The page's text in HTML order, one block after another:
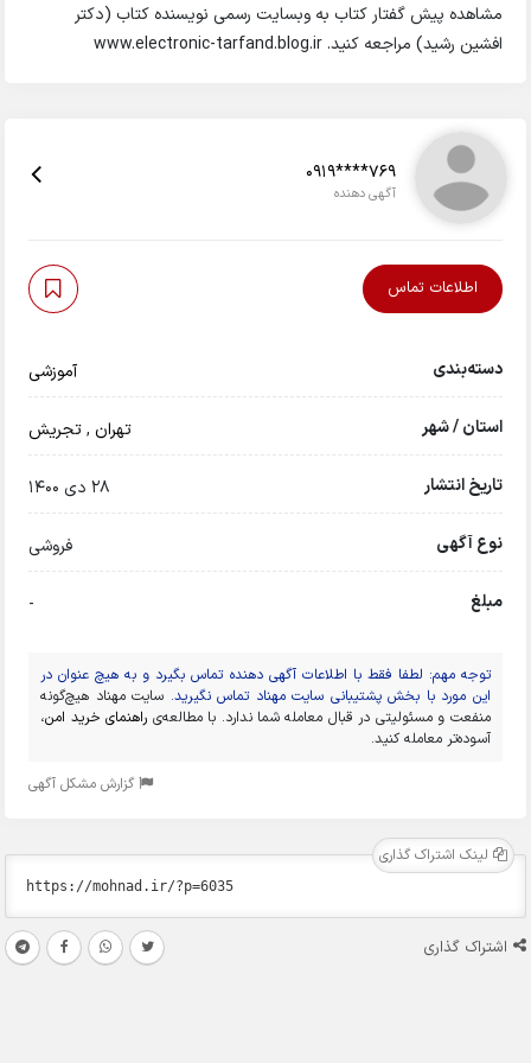
مشاهده پیش گفتار کتاب به وبسایت رسمی نویسنده کتاب (دکتر
افشین رشید) مراجعه کنید. www.electronic-tarfand.blog.ir
0919****769
آگهی دهنده
اطلاعات تماس
دسته‌بندی آموزشی
استان / شهر تهران,تجریش
تاریخ انتشار 28 دی 1400
نوع آگهی فروشی
مبلغ -
توجه مهم: لطفا فقط با اطلاعات آگهی دهنده تماس بگیرد و به هیچ عنوان در
این مورد با بخش پشتیبانی سایت مهناد تماس نگیرید. سایت مهناد هیچ‌گونه
منفعت و مسئولیتی در قبال معامله شما ندارد. با مطالعه‌ی راهنمای خرید امن،
آسوده‌تر معامله کنید.
گزارش مشکل آگهی
لینک اشتراک گذاری
اشتراک گذاری